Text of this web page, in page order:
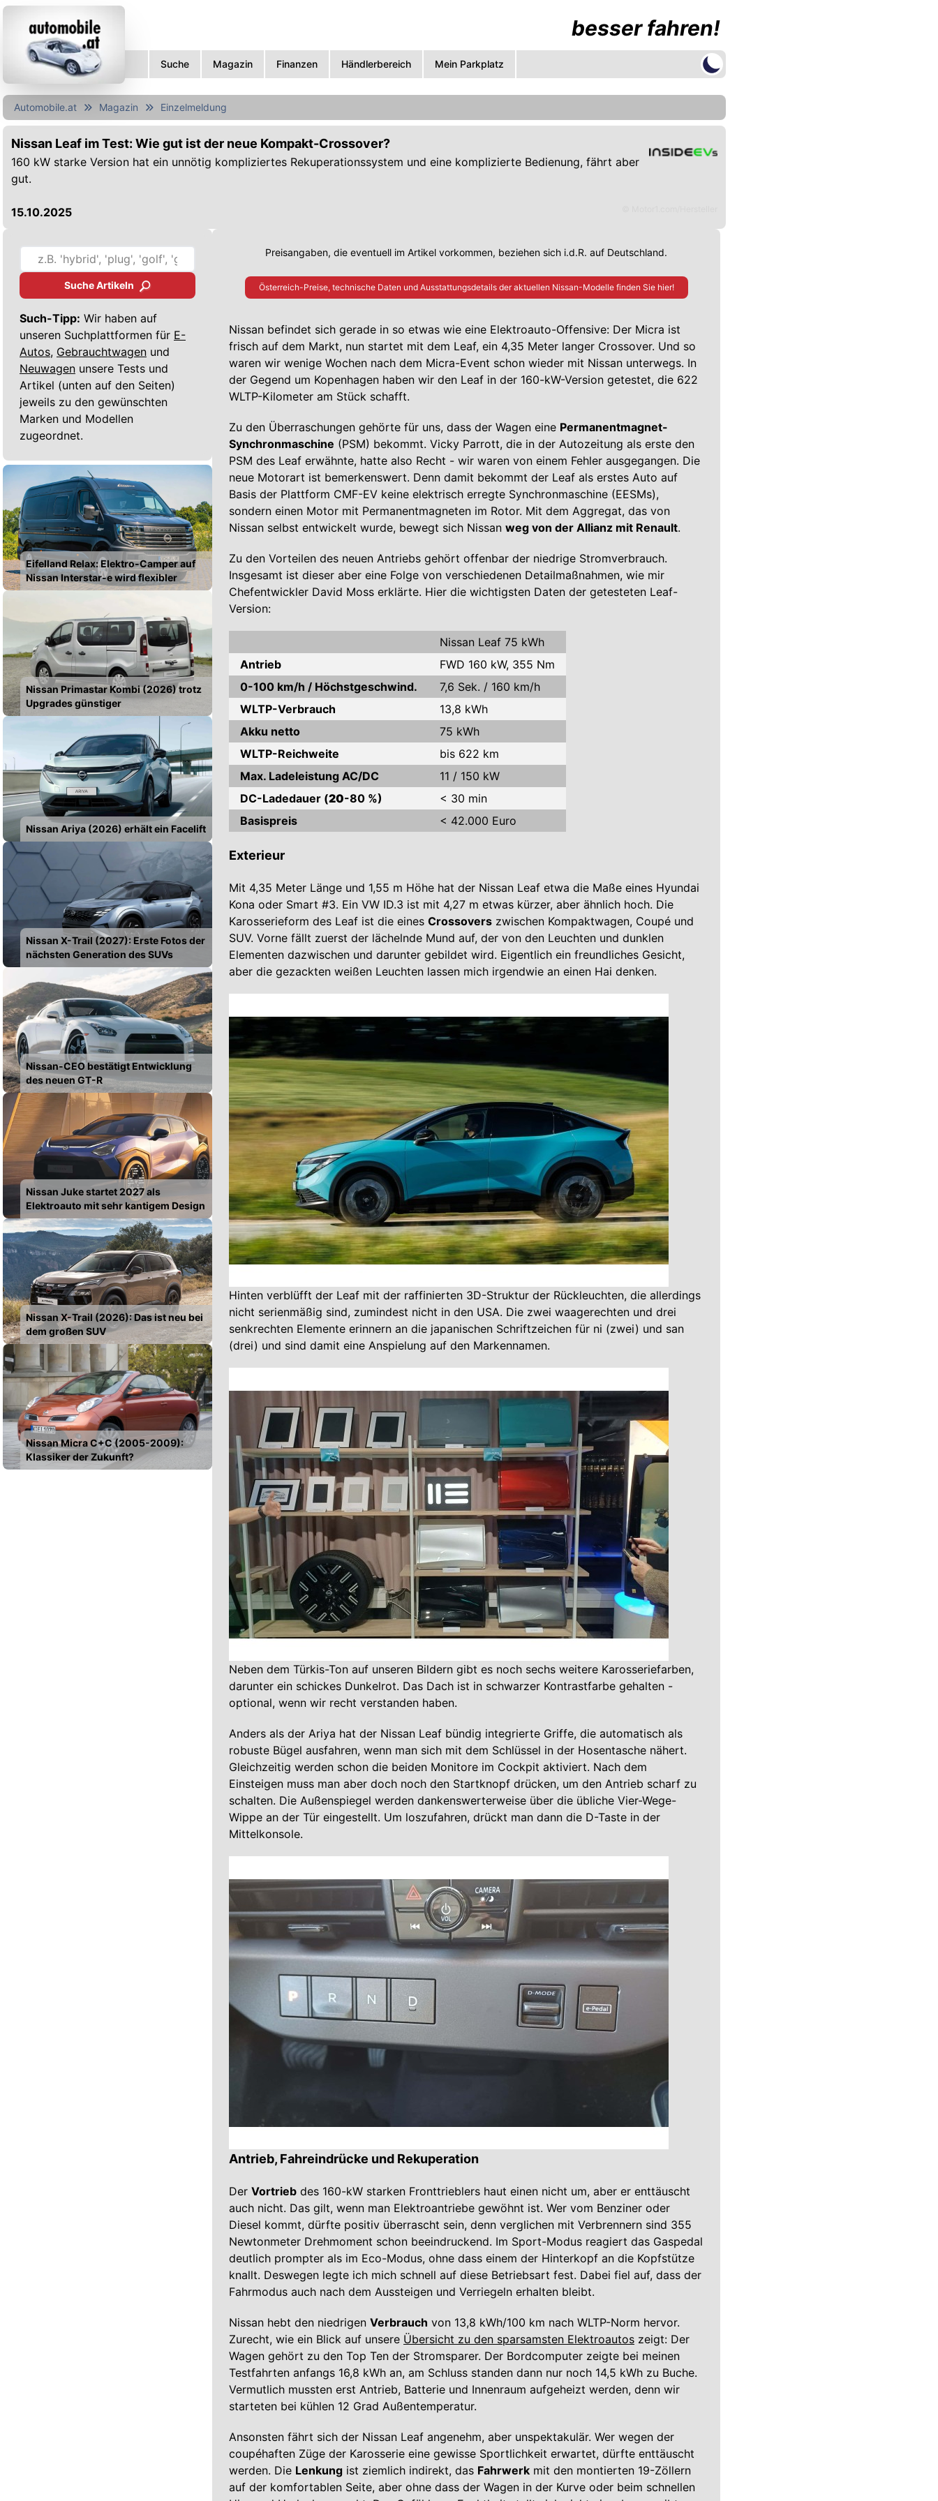
besser fahren!
Suche Magazin Finanzen Händlerbereich Mein Parkplatz
Automobile.at Magazin Einzelmeldung
Nissan Leaf im Test: Wie gut ist der neue Kompakt-Crossover?
160 kW starke Version hat ein unnötig kompliziertes Rekuperationssystem und eine komplizierte Bedienung, fährt aber
gut.
15.10.2025
Suche Artikeln
Such-Tipp: Wir haben auf
unseren Suchplattformen für E-
Autos, Gebrauchtwagen und
Neuwagen unsere Tests und
Artikel (unten auf den Seiten)
jeweils zu den gewünschten
Marken und Modellen
zugeordnet.
Eifelland Relax: Elektro-Camper auf
Nissan Interstar-e wird flexibler
Nissan Primastar Kombi (2026) trotz
Upgrades günstiger
Nissan Ariya (2026) erhält ein Facelift
Nissan X-Trail (2027): Erste Fotos der
nächsten Generation des SUVs
Nissan-CEO bestätigt Entwicklung
des neuen GT-R
Nissan Juke startet 2027 als
Elektroauto mit sehr kantigem Design
Nissan X-Trail (2026): Das ist neu bei
dem großen SUV
Nissan Micra C+C (2005-2009):
Klassiker der Zukunft?
Preisangaben, die eventuell im Artikel vorkommen, beziehen sich i.d.R. auf Deutschland.
Österreich-Preise, technische Daten und Ausstattungsdetails der aktuellen Nissan-Modelle finden Sie hier!
Nissan befindet sich gerade in so etwas wie eine Elektroauto-Offensive: Der Micra ist
frisch auf dem Markt, nun startet mit dem Leaf, ein 4,35 Meter langer Crossover. Und so
waren wir wenige Wochen nach dem Micra-Event schon wieder mit Nissan unterwegs. In
der Gegend um Kopenhagen haben wir den Leaf in der 160-kW-Version getestet, die 622
WLTP-Kilometer am Stück schafft.
Zu den Überraschungen gehörte für uns, dass der Wagen eine Permanentmagnet-
Synchronmaschine (PSM) bekommt. Vicky Parrott, die in der Autozeitung als erste den
PSM des Leaf erwähnte, hatte also Recht - wir waren von einem Fehler ausgegangen. Die
neue Motorart ist bemerkenswert. Denn damit bekommt der Leaf als erstes Auto auf
Basis der Plattform CMF-EV keine elektrisch erregte Synchronmaschine (EESMs),
sondern einen Motor mit Permanentmagneten im Rotor. Mit dem Aggregat, das von
Nissan selbst entwickelt wurde, bewegt sich Nissan weg von der Allianz mit Renault.
Zu den Vorteilen des neuen Antriebs gehört offenbar der niedrige Stromverbrauch.
Insgesamt ist dieser aber eine Folge von verschiedenen Detailmaßnahmen, wie mir
Chefentwickler David Moss erklärte. Hier die wichtigsten Daten der getesteten Leaf-
Version:
Nissan Leaf 75 kWh
Antrieb
FWD 160 kW, 355 Nm
0-100 km/h / Höchstgeschwind.
7,6 Sek. / 160 km/h
WLTP-Verbrauch
13,8 kWh
Akku netto
75 kWh
WLTP-Reichweite
bis 622 km
Max. Ladeleistung AC/DC
11 / 150 kW
DC-Ladedauer (20-80 %)
< 30 min
Basispreis
< 42.000 Euro
Exterieur
Mit 4,35 Meter Länge und 1,55 m Höhe hat der Nissan Leaf etwa die Maße eines Hyundai
Kona oder Smart #3. Ein VW ID.3 ist mit 4,27 m etwas kürzer, aber ähnlich hoch. Die
Karosserieform des Leaf ist die eines Crossovers zwischen Kompaktwagen, Coupé und
SUV. Vorne fällt zuerst der lächelnde Mund auf, der von den Leuchten und dunklen
Elementen dazwischen und darunter gebildet wird. Eigentlich ein freundliches Gesicht,
aber die gezackten weißen Leuchten lassen mich irgendwie an einen Hai denken.
Hinten verblüfft der Leaf mit der raffinierten 3D-Struktur der Rückleuchten, die allerdings
nicht serienmäßig sind, zumindest nicht in den USA. Die zwei waagerechten und drei
senkrechten Elemente erinnern an die japanischen Schriftzeichen für ni (zwei) und san
(drei) und sind damit eine Anspielung auf den Markennamen.
Neben dem Türkis-Ton auf unseren Bildern gibt es noch sechs weitere Karosseriefarben,
darunter ein schickes Dunkelrot. Das Dach ist in schwarzer Kontrastfarbe gehalten -
optional, wenn wir recht verstanden haben.
Anders als der Ariya hat der Nissan Leaf bündig integrierte Griffe, die automatisch als
robuste Bügel ausfahren, wenn man sich mit dem Schlüssel in der Hosentasche nähert.
Gleichzeitig werden schon die beiden Monitore im Cockpit aktiviert. Nach dem
Einsteigen muss man aber doch noch den Startknopf drücken, um den Antrieb scharf zu
schalten. Die Außenspiegel werden dankenswerterweise über die übliche Vier-Wege-
Wippe an der Tür eingestellt. Um loszufahren, drückt man dann die D-Taste in der
Mittelkonsole.
Antrieb, Fahreindrücke und Rekuperation
Der Vortrieb des 160-kW starken Fronttrieblers haut einen nicht um, aber er enttäuscht
auch nicht. Das gilt, wenn man Elektroantriebe gewöhnt ist. Wer vom Benziner oder
Diesel kommt, dürfte positiv überrascht sein, denn verglichen mit Verbrennern sind 355
Newtonmeter Drehmoment schon beeindruckend. Im Sport-Modus reagiert das Gaspedal
deutlich prompter als im Eco-Modus, ohne dass einem der Hinterkopf an die Kopfstütze
knallt. Deswegen legte ich mich schnell auf diese Betriebsart fest. Dabei fiel auf, dass der
Fahrmodus auch nach dem Aussteigen und Verriegeln erhalten bleibt.
Nissan hebt den niedrigen Verbrauch von 13,8 kWh/100 km nach WLTP-Norm hervor.
Zurecht, wie ein Blick auf unsere Übersicht zu den sparsamsten Elektroautos zeigt: Der
Wagen gehört zu den Top Ten der Stromsparer. Der Bordcomputer zeigte bei meinen
Testfahrten anfangs 16,8 kWh an, am Schluss standen dann nur noch 14,5 kWh zu Buche.
Vermutlich mussten erst Antrieb, Batterie und Innenraum aufgeheizt werden, denn wir
starteten bei kühlen 12 Grad Außentemperatur.
Ansonsten fährt sich der Nissan Leaf angenehm, aber unspektakulär. Wer wegen der
coupéhaften Züge der Karosserie eine gewisse Sportlichkeit erwartet, dürfte enttäuscht
werden. Die Lenkung ist ziemlich indirekt, das Fahrwerk mit den montierten 19-Zöllern
auf der komfortablen Seite, aber ohne dass der Wagen in der Kurve oder beim schnellen